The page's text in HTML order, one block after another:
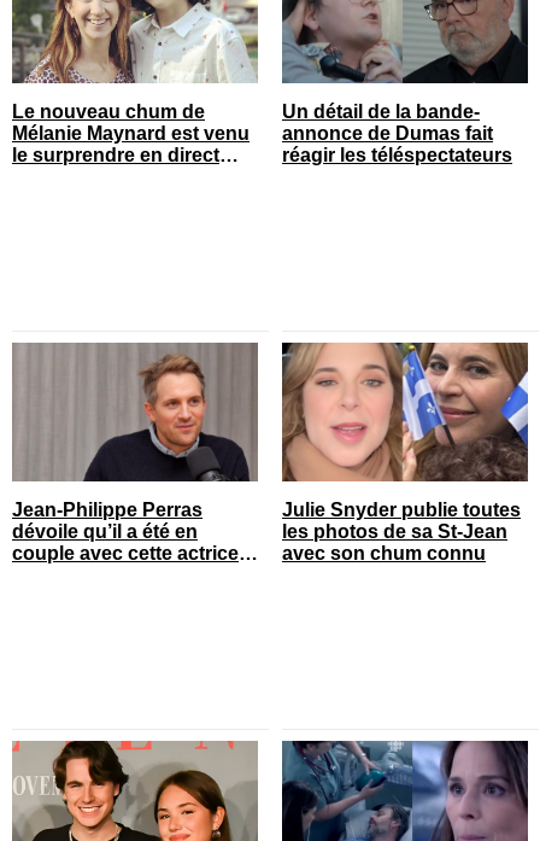
Le nouveau chum de
Mélanie Maynard est venu
le surprendre en direct
Un détail de la bande-
annonce de Dumas fait
réagir les téléspectateurs
Jean-Philippe Perras
dévoile qu’il a été en
couple avec cette actrice
Julie Snyder publie toutes
les photos de sa St-Jean
avec son chum connu